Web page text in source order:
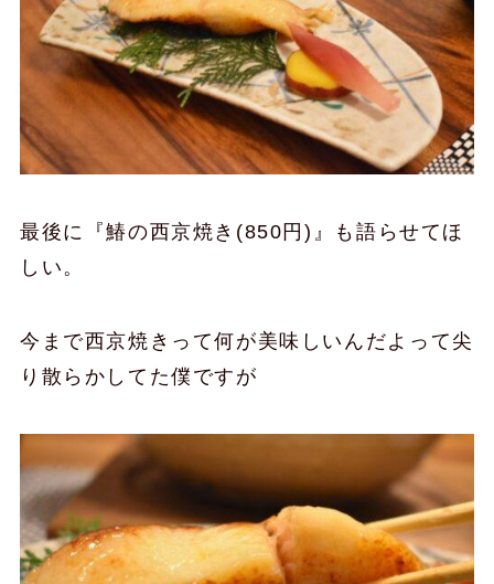
最後に『鰆の西京焼き(850円)』も語らせてほ
しい。
今まで西京焼きって何が美味しいんだよって尖
り散らかしてた僕ですが